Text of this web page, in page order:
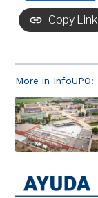
More in InfoUPO:
Copy Link